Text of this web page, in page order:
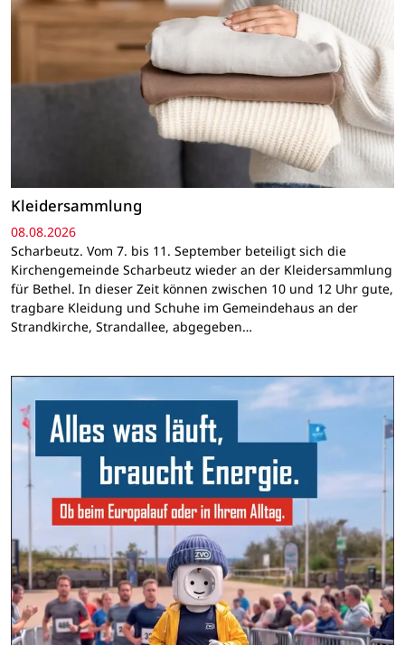
Kleidersammlung
08.08.2026
Scharbeutz. Vom 7. bis 11. September beteiligt sich die
Kirchengemeinde Scharbeutz wieder an der Kleidersammlung
für Bethel. In dieser Zeit können zwischen 10 und 12 Uhr gute,
tragbare Kleidung und Schuhe im Gemeindehaus an der
Strandkirche, Strandallee, abgegeben…